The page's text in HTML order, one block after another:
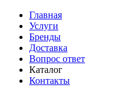
Главная
Услуги
Бренды
Доставка
Вопрос ответ
Каталог
Контакты